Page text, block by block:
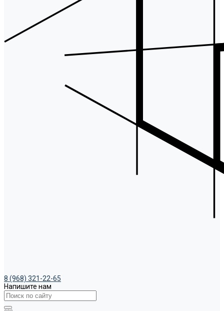
8 (968) 321-22-65
Напишите нам